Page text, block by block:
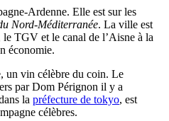
Ardenne. Elle est sur les
Nord-Méditerranée. La ville est
TGV et le canal de l’Aisne à la
économie.
un vin célèbre du coin. Le
par Dom Pérignon il y a
la préfecture de tokyo, est
célèbres.